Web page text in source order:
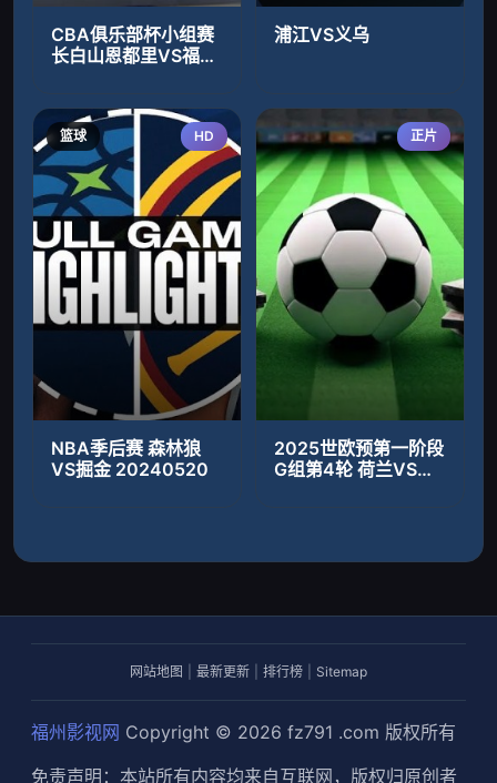
CBA俱乐部杯小组赛
长白山恩都里VS福建
浦江VS义乌
篮球 HD
NBA季后赛 森林狼
VS掘金 20240520
正片
2025世欧预第一阶段
G组第4轮 荷兰VS马
网站地图 最新更新 排行榜 Sitemap
福州影视网 Copyright © 2026 fz791 .com 版权所有
免责声明：本站所有内容均来自互联网，版权归原创者